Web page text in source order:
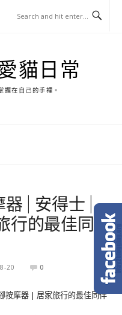
貓日常
握在自己的手裡。
| 安得士 |
行的最佳同
20 0